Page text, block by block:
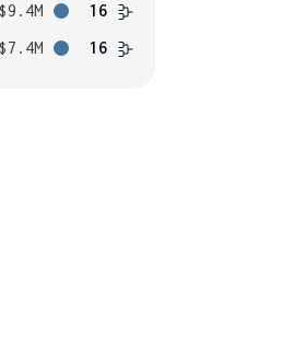
$9.4M
16
$7.4M 16